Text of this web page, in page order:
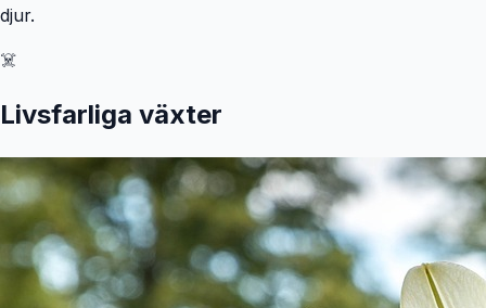
djur.
☠️
Livsfarliga växter